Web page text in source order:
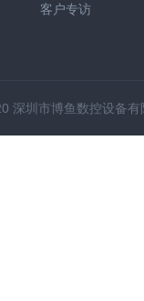
客户专访
深圳市博鱼数控设备有